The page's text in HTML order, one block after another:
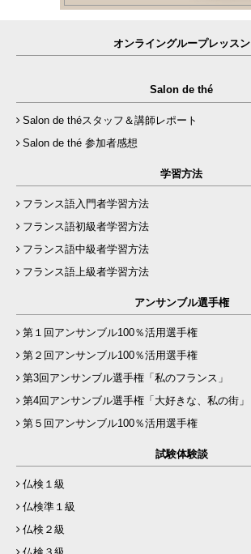
オンライングループレッスン
Salon de thé
Salon de théスタッフ＆講師レポート
Salon de thé 参加者感想
学習方法
フランス語入門者学習方法
フランス語初級者学習方法
フランス語中級者学習方法
フランス語上級者学習方法
アンサンブル選手権
第１回アンサンブル100％活用選手権
第２回アンサンブル100％活用選手権
第3回アンサンブル選手権「私のフランス」
第4回アンサンブル選手権「大好きな、私の街」
第５回アンサンブル100％活用選手権
試験体験談
仏検１級
仏検準１級
仏検２級